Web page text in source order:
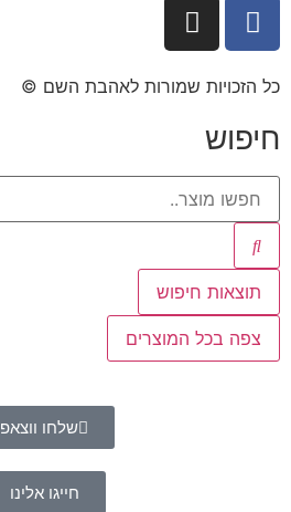
כל הזכויות שמורות לאהבת השם ©​
חיפוש
תוצאות חיפוש
צפה בכל המוצרים
שלחו ווצאפ
חייגו אלינו